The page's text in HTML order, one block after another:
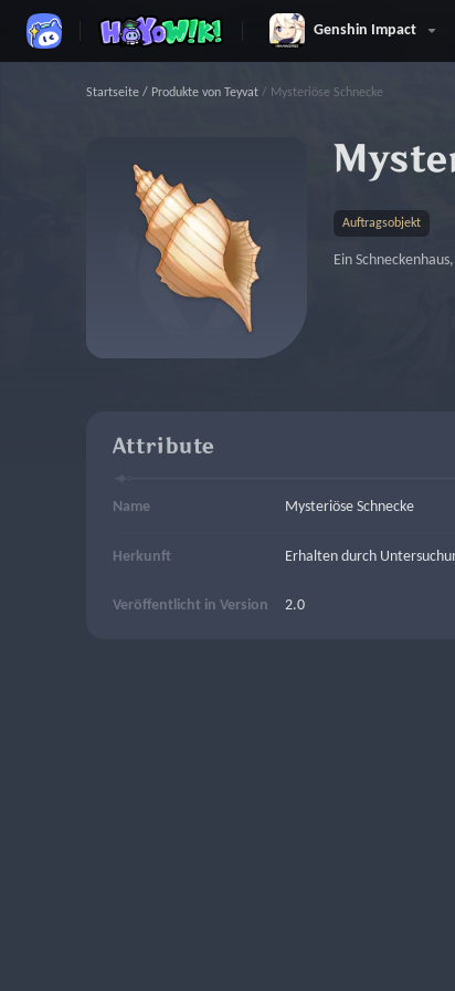
Genshin Impact
Startseite / Produkte von Teyvat / Mysteriöse Schnecke
Auftragsobjekt
Ein
Attribute
Name Mysteriöse Schnecke
Herkunft Erhalten durch
Veröffentlicht in Version 2.0